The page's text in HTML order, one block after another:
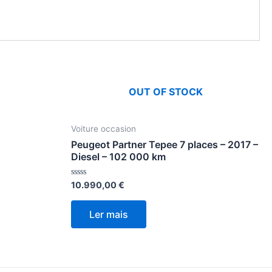
OUT OF STOCK
Voiture occasion
Peugeot Partner Tepee 7 places – 2017 –
Diesel – 102 000 km
Avaliação
de
10.990,00€
Ler mais